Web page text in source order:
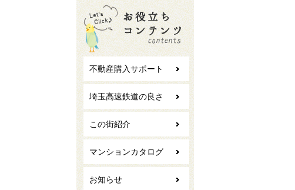
不動産購入サポート
埼玉高速鉄道の良さ
この街紹介
マンションカタログ
お知らせ